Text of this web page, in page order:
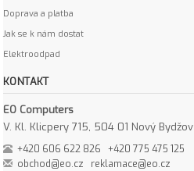
Doprava a platba
Jak se k nám dostat
Elektroodpad
KONTAKT
EO Computers
V. Kl. Klicpery 715, 504 01 Nový Bydžov
+420 606 622 826
+420 775 475 125
obchod@eo.cz
reklamace@eo.cz